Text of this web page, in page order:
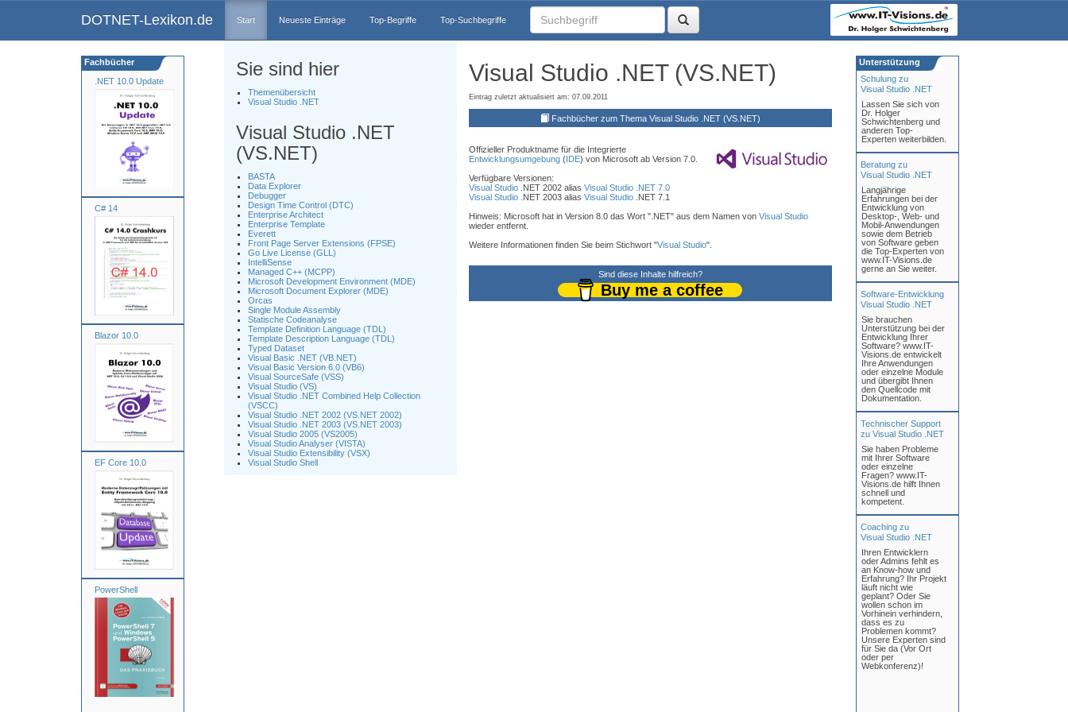
DOTNET-Lexikon.de Start Neueste Einträge Top-Begriffe Top-Suchbegriffe
.NET 10.0 Update
C# 14
Blazor 10.0
EF Core 10.0
PowerShell
Fachbücher Sie sind hier
Themenübersicht
Visual Studio .NET
Visual Studio .NET
(VS.NET)
BASTA
Data Explorer
Debugger
Design Time Control (DTC)
Enterprise Architect
Enterprise Template
Everett
Front Page Server Extensions (FPSE)
Go Live License (GLL)
IntelliSense
Managed C++ (MCPP)
Microsoft Development Environment (MDE)
Microsoft Document Explorer (MDE)
Orcas
Single Module Assembly
Statische Codeanalyse
Template Definition Language (TDL)
Template Description Language (TDL)
Typed Dataset
Visual Basic .NET (VB.NET)
Visual Basic Version 6.0 (VB6)
Visual SourceSafe (VSS)
Visual Studio (VS)
Visual Studio .NET Combined Help Collection
(VSCC)
Visual Studio .NET 2002 (VS.NET 2002)
Visual Studio .NET 2003 (VS.NET 2003)
Visual Studio 2005 (VS2005)
Visual Studio Analyser (VISTA)
Visual Studio Extensibility (VSX)
Visual Studio Shell
Visual Studio .NET (VS.NET)
Eintrag zuletzt aktualisiert am: 07.09.2011
Fachbücher zum Thema Visual Studio .NET (VS.NET)
Offizieller Produktname für die Integrierte
Entwicklungsumgebung(IDE) von Microsoft ab Version 7.0.
Verfügbare Versionen:
Visual Studio.NET 2002 alias Visual Studio
.NET 7.0
Visual Studio.NET 2003 alias Visual Studio.NET 7.1
Hinweis: Microsoft hat in Version 8.0 das Wort ".NET" aus dem Namen von Visual Studio
wieder entfernt.
Weitere Informationen finden Sie beim Stichwort "Visual Studio".
Sind diese Inhalte hilfreich?
Buy me a coffee
Schulung zu
Visual Studio .NET
Lassen Sie sich von
Dr. Holger
Schwichtenberg und
anderen Top-
Experten weiterbilden.
Beratung zu
Visual Studio .NET
Langjährige
Erfahrungen bei der
Entwicklung von
Desktop-, Web- und
Mobil-Anwendungen
sowie dem Betrieb
von Software geben
die Top-Experten von
www.IT-Visions.de
gerne an Sie weiter.
Software-Entwicklung
Visual Studio .NET
Sie brauchen
Unterstützung bei der
Entwicklung Ihrer
Software? www.IT-
Visions.de entwickelt
Ihre Anwendungen
oder einzelne Module
und übergibt Ihnen
den Quellcode mit
Dokumentation.
Technischer Support
zu Visual Studio .NET
Sie haben Probleme
mit Ihrer Software
oder einzelne
Fragen? www.IT-
Visions.de hilft Ihnen
schnell und
kompetent.
Coaching zu
Visual Studio .NET
Ihren Entwicklern
oder Admins fehlt es
an Know-how und
Erfahrung? Ihr Projekt
läuft nicht wie
geplant? Oder Sie
wollen schon im
Vorhinein verhindern,
dass es zu
Problemen kommt?
Unsere Experten sind
für Sie da (Vor Ort
oder per
Webkonferenz)!
Unterstützung